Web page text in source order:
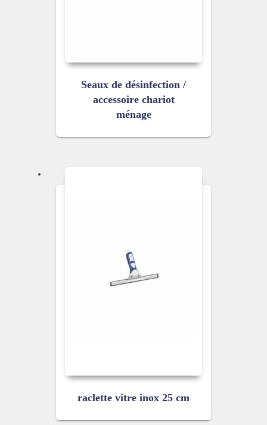
Seaux de désinfection /
accessoire chariot
ménage
raclette vitre inox 25 cm